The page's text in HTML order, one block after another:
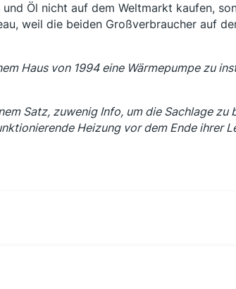
Öl nicht auf dem Weltmarkt kaufen,
weil die beiden Großverbraucher auf
Haus von 1994 eine Wärmepumpe zu
Satz, zuwenig Info, um die Sachlage zu
Heizung vor dem Ende ihrer